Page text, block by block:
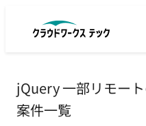
jQuery 一部リモー
案件一覧